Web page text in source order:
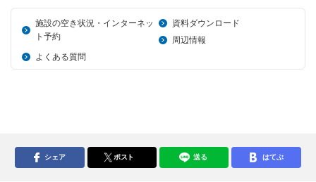
施設の空き状況・インターネッ
ト予約
資料ダウンロード
周辺情報
よくある質問
シェア ポスト 送る はてぶ